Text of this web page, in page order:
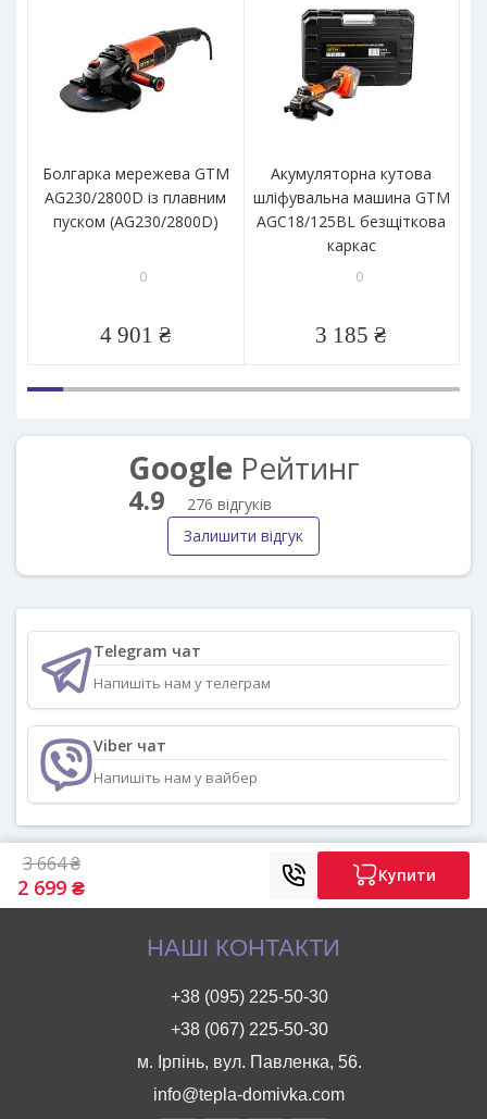
Болгарка мережева GTM
AG230/2800D із плавним
пуском (AG230/2800D)
0
4 901 ₴
Акумуляторна кутова
шліфувальна машина GTM
AGC18/125BL безщіткова
каркас
0
3 185 ₴
GoogleРейтинг
4.9
276 відгуків
Залишити відгук
Telegram чат
Напишіть нам у телеграм
Viber чат
Напишіть нам у вайбер
3 664 ₴
2 699 ₴ Купити
НАШІ КОНТАКТИ
+38 (095) 225-50-30
+38 (067) 225-50-30
м. Ірпінь, вул. Павленка, 56.
info@tepla-domivka.com